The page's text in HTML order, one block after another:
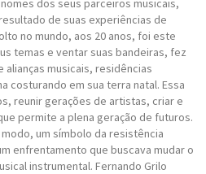
dos seus parceiros musicais,
de suas experiências de
no mundo, aos 20 anos, foi este
temas e ventar suas bandeiras, fez
musicais, residências
costurando em sua terra natal. Essa
reunir gerações de artistas, criar e
permite a plena geração de futuros.
um símbolo da resistência
enfrentamento que buscava mudar o
instrumental. Fernando Grilo